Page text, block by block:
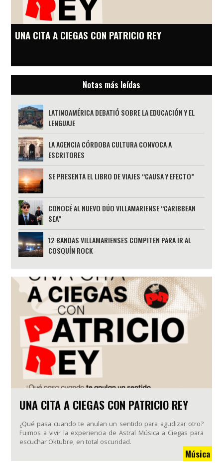
UNA CITA A CIEGAS CON PATRICIO REY
Notas más leídas
LATINOAMÉRICA DEBATIÓ SOBRE LA EDUCACIÓN Y EL
LENGUAJE
LA AGENCIA CÓRDOBA CULTURA CONVOCA A
ESCRITORES
SE PRESENTA EL LIBRO DE VIAJES “CAUSA Y EFECTO”
CONOCÉ AL NUEVO DÚO VILLAMARIENSE “CARIBBEAN
SEA”
12 BANDAS VILLAMARIENSES COMPITEN PARA IR AL
COSQUÍN ROCK
UNA CITA A CIEGAS CON PATRICIO REY
¿Qué pasa cuando te anulan un sentido para agudizar otro?
Fuimos a vivir la experiencia de Astral Música a Ciegas para
escuchar Oktubre, en total oscuridad.
Música